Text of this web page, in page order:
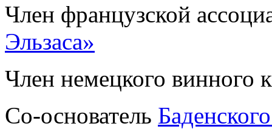
Член французской
Эльзаса»
Член немецкого винного
Со-основатель